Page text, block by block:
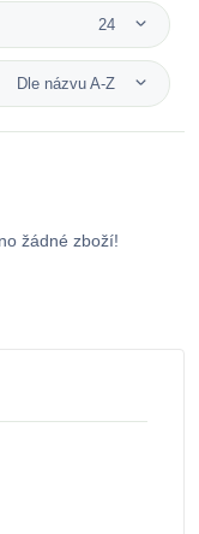
24
Dle názvu A-Z
žádné zboží!